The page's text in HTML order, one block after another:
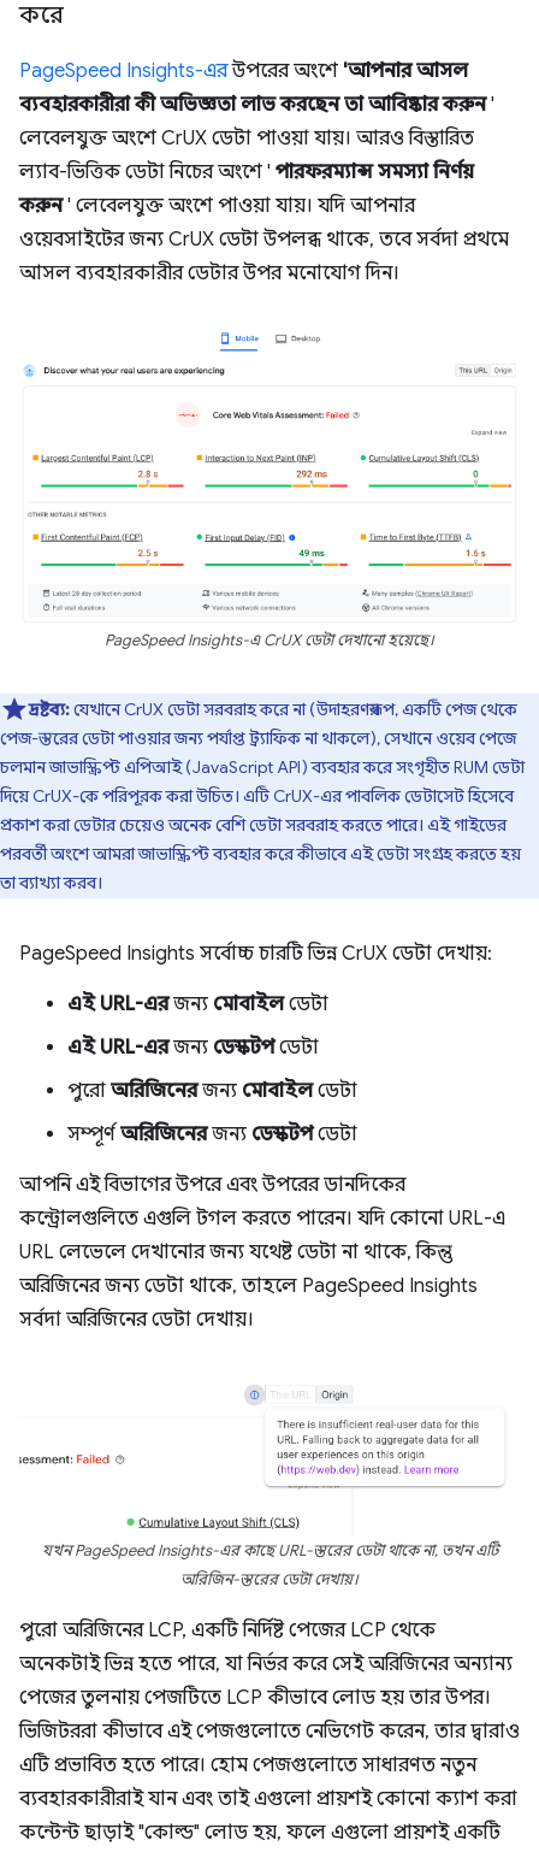
করে
PageSpeed ​​Insights-এরউপরের অংশে 'আপনার আসল
ব্যবহারকারীরা কী অভিজ্ঞতা লাভ করছেন তা আবিষ্কার করুন'
লেবেলযুক্ত অংশে CrUX ডেটা পাওয়া যায়। আরও বিস্তারিত
ল্যাব-ভিত্তিক ডেটা নিচের অংশে ' পারফরম্যান্স সমস্যা নির্ণয়
করুন' লেবেলযুক্ত অংশে পাওয়া যায়। যদি আপনার
ওয়েবসাইটের জন্য CrUX ডেটা উপলব্ধ থাকে, তবে সর্বদা প্রথমে
আসল ব্যবহারকারীর ডেটার উপর মনোযোগ দিন।
PageSpeed ​​Insights-এ CrUX ডেটা দেখানো হয়েছে।
দ্রষ্টব্য:যেখানে CrUX ডেটা সরবরাহ করে না (উদাহরণস্বরূপ, একটি পেজ থেকে
পেজ-স্তরের ডেটা পাওয়ার জন্য পর্যাপ্ত ট্র্যাফিক না থাকলে), সেখানে ওয়েব পেজে
চলমান জাভাস্ক্রিপ্ট এপিআই (JavaScript API) ব্যবহার করে সংগৃহীত RUM ডেটা
দিয়ে CrUX-কে পরিপূরক করা উচিত। এটি CrUX-এর পাবলিক ডেটাসেট হিসেবে
প্রকাশ করা ডেটার চেয়েও অনেক বেশি ডেটা সরবরাহ করতে পারে। এই গাইডের
পরবর্তী অংশে আমরা জাভাস্ক্রিপ্ট ব্যবহার করে কীভাবে এই ডেটা সংগ্রহ করতে হয়
তা ব্যাখ্যা করব।
PageSpeed ​​Insights সর্বোচ্চ চারটি ভিন্ন CrUX ডেটা দেখায়:
এই URL-এরজন্য মোবাইলডেটা
এই URL-এরজন্য ডেস্কটপডেটা
পুরো অরিজিনেরজন্য মোবাইলডেটা
সম্পূর্ণ অরিজিনেরজন্য ডেস্কটপডেটা
আপনি এই বিভাগের উপরে এবং উপরের ডানদিকের
কন্ট্রোলগুলিতে এগুলি টগল করতে পারেন। যদি কোনো URL-এ
URL লেভেলে দেখানোর জন্য যথেষ্ট ডেটা না থাকে, কিন্তু
অরিজিনের জন্য ডেটা থাকে, তাহলে PageSpeed ​​Insights
সর্বদা অরিজিনের ডেটা দেখায়।
যখন PageSpeed ​​Insights-এর কাছে URL-স্তরের ডেটা থাকে না, তখন এটি
অরিজিন-স্তরের ডেটা দেখায়।
পুরো অরিজিনের LCP, একটি নির্দিষ্ট পেজের LCP থেকে
অনেকটাই ভিন্ন হতে পারে, যা নির্ভর করে সেই অরিজিনের অন্যান্য
পেজের তুলনায় পেজটিতে LCP কীভাবে লোড হয় তার উপর।
ভিজিটররা কীভাবে এই পেজগুলোতে নেভিগেট করেন, তার দ্বারাও
এটি প্রভাবিত হতে পারে। হোম পেজগুলোতে সাধারণত নতুন
ব্যবহারকারীরাই যান এবং তাই এগুলো প্রায়শই কোনো ক্যাশ করা
কন্টেন্ট ছাড়াই "কোল্ড" লোড হয়, ফলে এগুলো প্রায়শই একটি